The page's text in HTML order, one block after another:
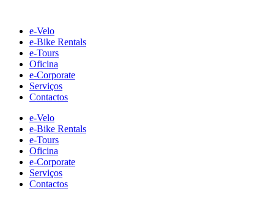
contente-Velo
e-Bike Rentals
e-Tours
Oficina
e-Corporate
Serviços
Contactos
e-Velo
e-Bike Rentals
e-Tours
Oficina
e-Corporate
Serviços
Contactos